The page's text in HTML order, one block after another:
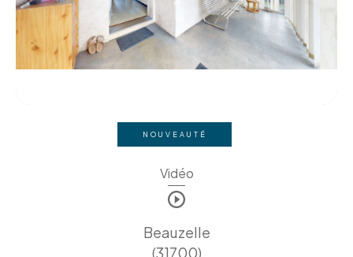
NOUVEAUTÉ
Vidéo
Beauzelle
(31700)